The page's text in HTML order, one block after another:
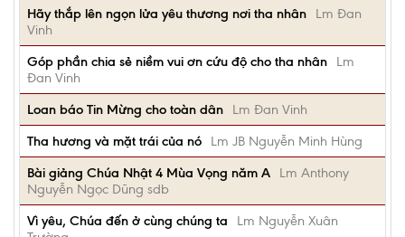
Hãy thắp lên ngọn lửa yêu thương nơi tha nhân
Lm Đan
Vinh
Góp phần chia sẻ niềm vui ơn cứu độ cho tha nhân
Lm
Đan Vinh
Loan báo Tin Mừng cho toàn dân
Lm Đan Vinh
Tha hương và mặt trái của nó
Lm JB Nguyễn Minh Hùng
Bài giảng Chúa Nhật 4 Mùa Vọng năm A
Lm Anthony
Nguyễn Ngọc Dũng sdb
Vì yêu, Chúa đến ở cùng chúng ta
Lm Nguyễn Xuân